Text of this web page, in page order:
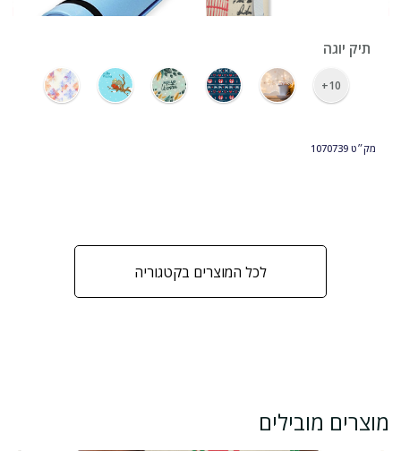
תיק יוגה
10+
מק״ט1070739
לכל המוצרים בקטגוריה
מוצרים מובילים